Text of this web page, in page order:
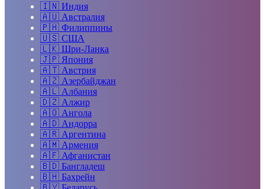
🇮🇳 Индия
🇦🇺 Австралия
🇵🇭 Филиппины
🇺🇸 США
🇱🇰 Шри-Ланка
🇯🇵 Япония
🇦🇹 Австрия
🇦🇿 Азербайджан
🇦🇱 Албания
🇩🇿 Алжир
🇦🇴 Ангола
🇦🇩 Андорра
🇦🇷 Аргентина
🇦🇲 Армения
🇦🇫 Афганистан
🇧🇩 Бангладеш
🇧🇭 Бахрейн